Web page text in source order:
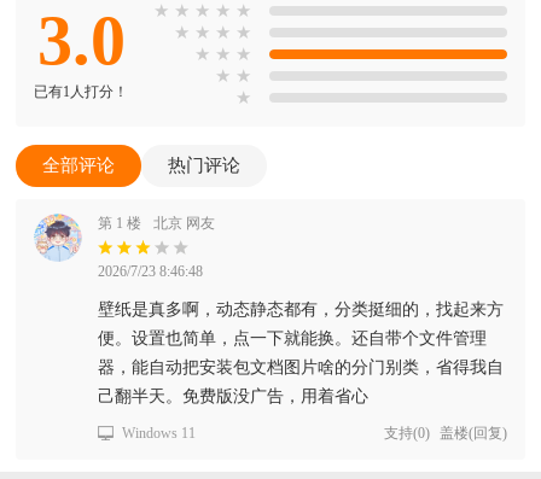
3.0
已有1人打分！
★ ★ ★ ★ ★
★ ★ ★ ★
★ ★ ★
★ ★
★
全部评论 热门评论
第 1 楼 北京 网友
2026/7/23 8:46:48
壁纸是真多啊，动态静态都有，分类挺细的，找起来方
便。设置也简单，点一下就能换。还自带个文件管理
器，能自动把安装包文档图片啥的分门别类，省得我自
己翻半天。免费版没广告，用着省心
Windows 11 支持(0) 盖楼(回复)